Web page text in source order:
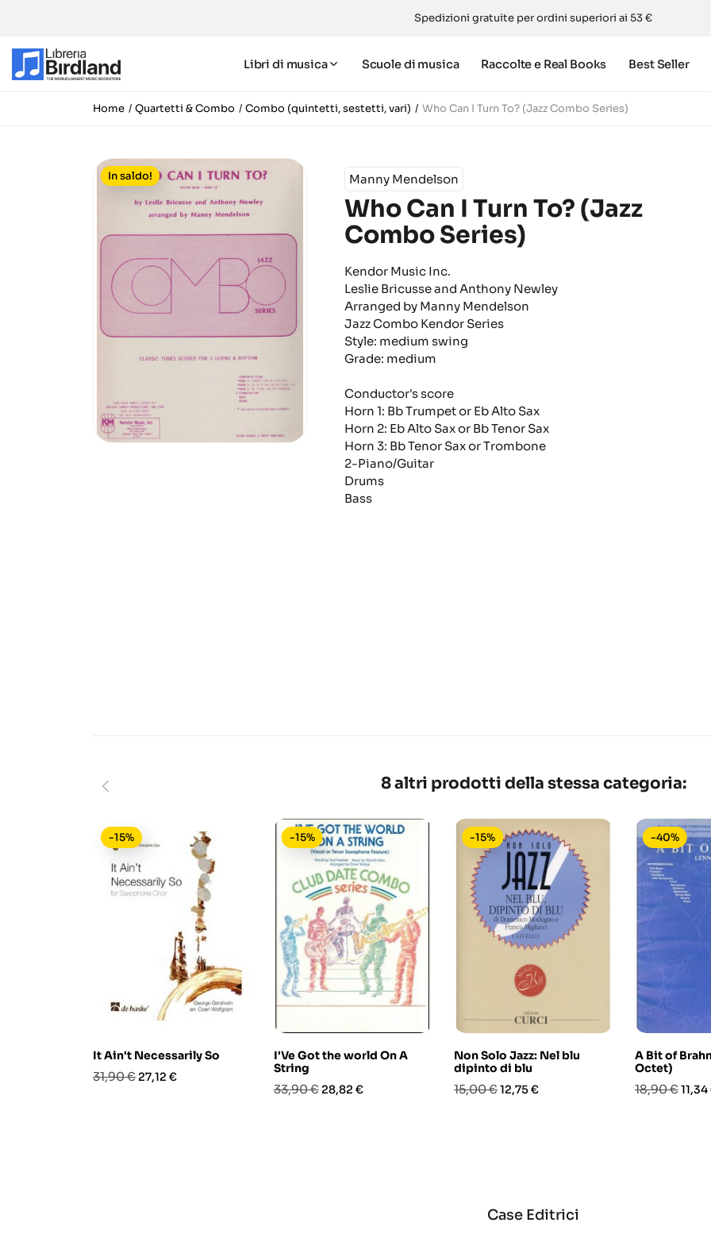
Spedizioni gratuite per ordini superiori ai 53 €
Libri di musica Scuole di musica Raccolte e Real Books Best Seller
Home Quartetti & Combo Combo (quintetti, sestetti, vari) Who Can I Turn To? (Jazz Combo Series)
In saldo! Manny Mendelson
Who Can I Turn To? (Jazz
Combo Series)
Kendor Music Inc.
Leslie Bricusse and Anthony Newley
Arranged by Manny Mendelson
Jazz Combo Kendor Series
Style: medium swing
Grade: medium
Conductor's score
Horn 1: Bb Trumpet or Eb Alto Sax
Horn 2: Eb Alto Sax or Bb Tenor Sax
Horn 3: Bb Tenor Sax or Trombone
2-Piano/Guitar
Drums
Bass
8 altri prodotti della stessa categoria:
It Ain't Necessarily So
Prezzo
31,90 € Prezzo
27,12 €
-15%
I'Ve Got the world On A
String
Prezzo
33,90 € Prezzo
28,82 €
-15%
Non Solo Jazz: Nel blu
dipinto di blu
Prezzo
15,00 €Prezzo
12,75 €
-15%
A Bit of
Octet)
Prezzo
18,90 €11,34
-40%
Case Editrici